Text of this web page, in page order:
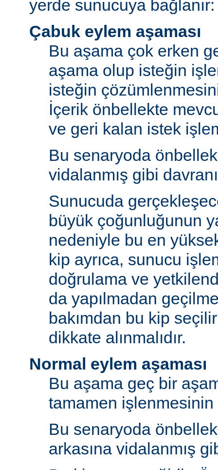
yerde sunucuya bağlanır:
Çabuk eylem aşaması
Bu aşama çok erken
aşama olup isteğin
isteğin
İçerik önbellekte
ve geri kalan istek
Bu senaryoda
vidalanmış gibi
Sunucuda
büyük çoğunluğunun
nedeniyle bu en
kip ayrıca, sunucu
doğrulama ve
da yapılmadan
bakımdan bu kip
dikkate alınmalıdır.
Normal eylem aşaması
Bu aşama geç bir
tamamen işlenmesinin
Bu senaryoda
arkasına vidalanmış